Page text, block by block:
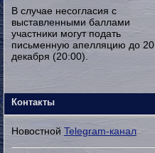
В случае несогласия с
выставленными баллами
участники могут подать
письменную апелляцию до 20
декабря (20:00).
Контакты
Новостной Telegram-канал